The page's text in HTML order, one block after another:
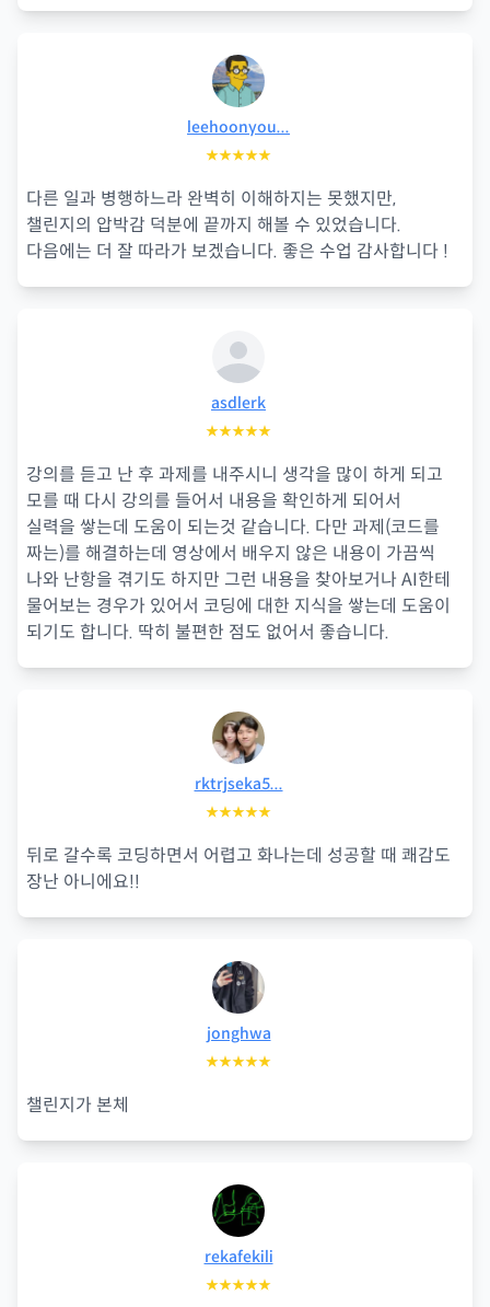
leehoonyou...
★★★★★
다른 일과 병행하느라 완벽히 이해하지는 못했지만,
챌린지의 압박감 덕분에 끝까지 해볼 수 있었습니다.
다음에는 더 잘 따라가 보겠습니다. 좋은 수업 감사합니다 !
asdlerk
★★★★★
강의를 듣고 난 후 과제를 내주시니 생각을 많이 하게 되고
모를 때 다시 강의를 들어서 내용을 확인하게 되어서
실력을 쌓는데 도움이 되는것 같습니다. 다만 과제(코드를
짜는)를 해결하는데 영상에서 배우지 않은 내용이 가끔씩
나와 난항을 겪기도 하지만 그런 내용을 찾아보거나 AI한테
물어보는 경우가 있어서 코딩에 대한 지식을 쌓는데 도움이
되기도 합니다. 딱히 불편한 점도 없어서 좋습니다.
rktrjseka5...
★★★★★
뒤로 갈수록 코딩하면서 어렵고 화나는데 성공할 때 쾌감도
장난 아니에요!!
jonghwa
★★★★★
챌린지가 본체
rekafekili
★★★★★